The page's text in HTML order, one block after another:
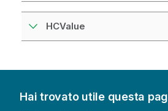
HCValue
Hai trovato utile questa